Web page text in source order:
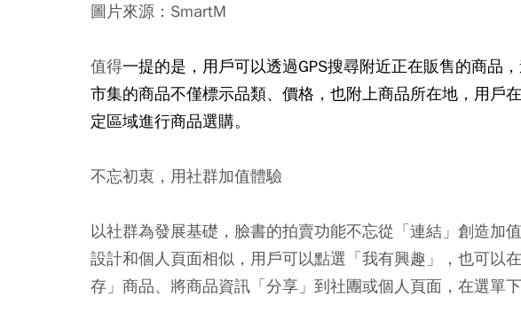
圖片來源：SmartM
值得一提的是，用戶可以透過GPS搜尋附近正在販售的商品
市集的商品不僅標示品類、價格，也附上商品所在地，用戶
定區域進行商品選購。
不忘初衷，用社群加值體驗
以社群為發展基礎，臉書的拍賣功能不忘從「連結」創造加
設計和個人頁面相似，用戶可以點選「我有興趣」，也可以
存」商品、將商品資訊「分享」到社團或個人頁面，在選單